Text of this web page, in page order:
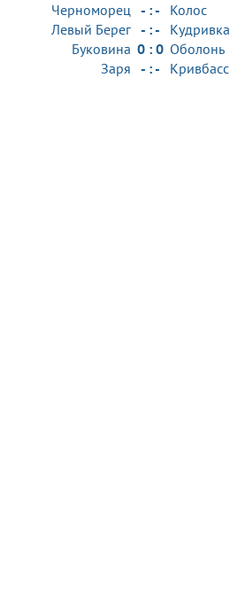
Черноморец Колос
- : -
Левый Берег Кудривка
- : -
Буковина Оболонь
0 : 0
Заря Кривбасс
- : -